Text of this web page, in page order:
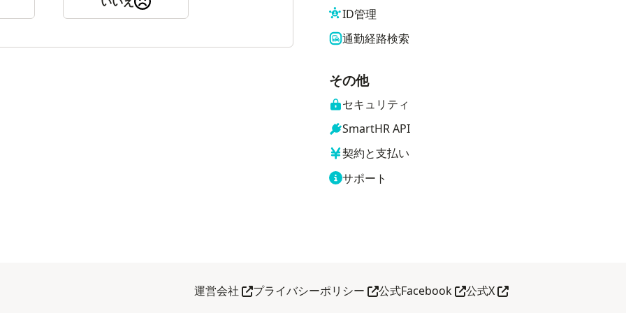
ID管理
通勤経路検索
その他
セキュリティ
SmartHR API
契約と支払い
サポート
運営会社 別タブで開く
プライバシーポリシー 別タブで開く
公式Facebook別タブで開く
公式X別タブで開く